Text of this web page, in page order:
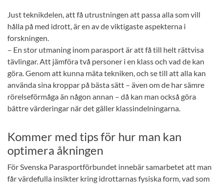
Just teknikdelen, att få utrustningen att passa alla som vill
hålla på med idrott, är en av de viktigaste aspekterna i
forskningen.
– En stor utmaning inom parasport är att få till helt rättvisa
tävlingar. Att jämföra två personer i en klass och vad de kan
göra. Genom att kunna mäta tekniken, och se till att alla kan
använda sina kroppar på bästa sätt – även om de har sämre
rörelseförmåga än någon annan – då kan man också göra
bättre värderingar när det gäller klassindelningarna.
Kommer med tips för hur man kan
optimera åkningen
För Svenska Parasportförbundet innebär samarbetet att man
får värdefulla insikter kring idrottarnas fysiska form, vad som